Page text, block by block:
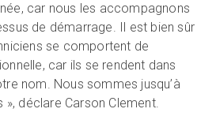
car nous les accompagnons
de démarrage. Il est bien sûr
se comportent de
car ils se rendent dans
nom. Nous sommes jusqu’à
déclare Carson Clement.